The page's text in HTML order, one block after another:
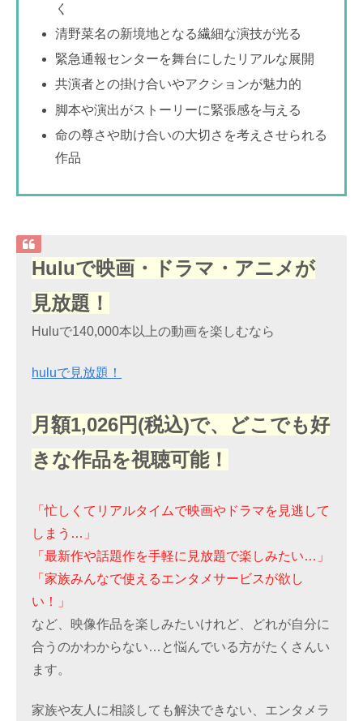
く
清野菜名の新境地となる繊細な演技が光る
緊急通報センターを舞台にしたリアルな展開
共演者との掛け合いやアクションが魅力的
脚本や演出がストーリーに緊張感を与える
命の尊さや助け合いの大切さを考えさせられる
作品
Huluで映画・ドラマ・アニメが
見放題！
Huluで140,000本以上の動画を楽しむなら
huluで見放題！
月額1,026円(税込)で、どこでも好
きな作品を視聴可能！
「忙しくてリアルタイムで映画やドラマを見逃して
しまう…」
「最新作や話題作を手軽に見放題で楽しみたい…」
「家族みんなで使えるエンタメサービスが欲し
い！」
など、映像作品を楽しみたいけれど、どれが自分に
合うのかわからない…と悩んでいる方がたくさんい
ます。
家族や友人に相談しても解決できない、エンタメラ